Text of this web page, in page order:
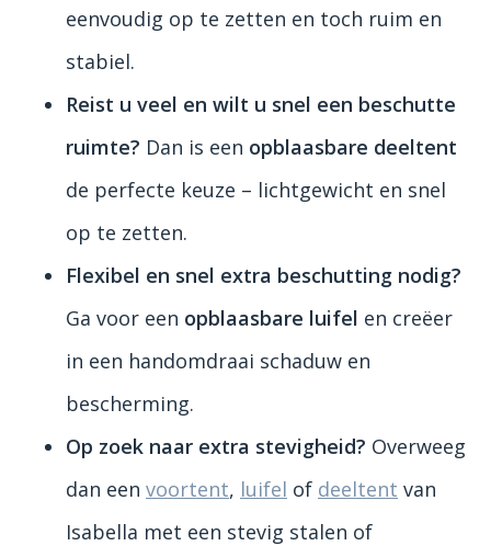
eenvoudig op te zetten en toch ruim en
stabiel.
Reist u veel en wilt u snel een beschutte
ruimte? Dan is een opblaasbare deeltent
de perfecte keuze – lichtgewicht en snel
op te zetten.
Flexibel en snel extra beschutting nodig?
Ga voor een opblaasbare luifel en creëer
in een handomdraai schaduw en
bescherming.
Op zoek naar extra stevigheid? Overweeg
dan een voortent, luifel of deeltent van
Isabella met een stevig stalen of